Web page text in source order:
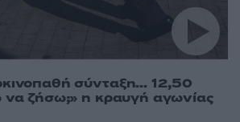
σύνταξη... 12,50
ζήσω;» η κραυγή αγωνίας